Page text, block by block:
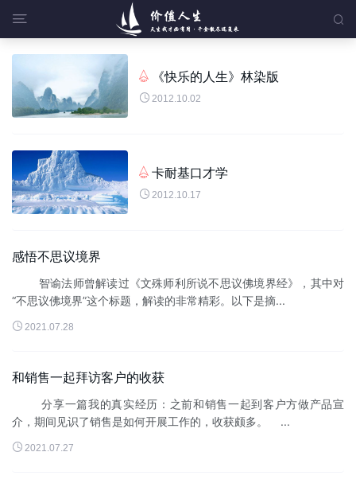
 
 《快乐的人生》林染版
 2012.10.02
 卡耐基口才学
 2012.10.17
感悟不思议境界
智谕法师曾解读过《文殊师利所说不思议佛境界经》，其中对
“不思议佛境界”这个标题，解读的非常精彩。以下是摘...
 2021.07.28
和销售一起拜访客户的收获
分享一篇我的真实经历：之前和销售一起到客户方做产品宣
介，期间见识了销售是如何开展工作的，收获颇多。 ...
 2021.07.27